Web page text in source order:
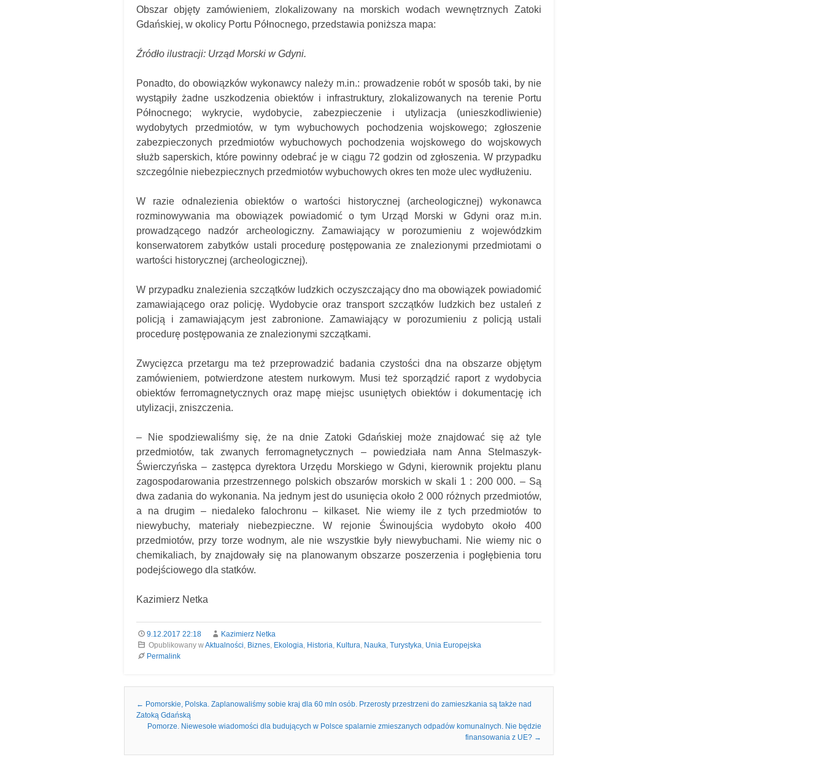
Obszar objęty zamówieniem, zlokalizowany na morskich wodach wewnętrznych Zatoki
Gdańskiej, w okolicy Portu Północnego, przedstawia poniższa mapa:
Źródło ilustracji: Urząd Morski w Gdyni.
Ponadto, do obowiązków wykonawcy należy m.in.: prowadzenie robót w sposób taki, by nie
wystąpiły żadne uszkodzenia obiektów i infrastruktury, zlokalizowanych na terenie Portu
Północnego; wykrycie, wydobycie, zabezpieczenie i utylizacja (unieszkodliwienie)
wydobytych przedmiotów, w tym wybuchowych pochodzenia wojskowego; zgłoszenie
zabezpieczonych przedmiotów wybuchowych pochodzenia wojskowego do wojskowych
służb saperskich, które powinny odebrać je w ciągu 72 godzin od zgłoszenia. W przypadku
szczególnie niebezpiecznych przedmiotów wybuchowych okres ten może ulec wydłużeniu.
W razie odnalezienia obiektów o wartości historycznej (archeologicznej) wykonawca
rozminowywania ma obowiązek powiadomić o tym Urząd Morski w Gdyni oraz m.in.
prowadzącego nadzór archeologiczny. Zamawiający w porozumieniu z wojewódzkim
konserwatorem zabytków ustali procedurę postępowania ze znalezionymi przedmiotami o
wartości historycznej (archeologicznej).
W przypadku znalezienia szczątków ludzkich oczyszczający dno ma obowiązek powiadomić
zamawiającego oraz policję. Wydobycie oraz transport szczątków ludzkich bez ustaleń z
policją i zamawiającym jest zabronione. Zamawiający w porozumieniu z policją ustali
procedurę postępowania ze znalezionymi szczątkami.
Zwycięzca przetargu ma też przeprowadzić badania czystości dna na obszarze objętym
zamówieniem, potwierdzone atestem nurkowym. Musi też sporządzić raport z wydobycia
obiektów ferromagnetycznych oraz mapę miejsc usuniętych obiektów i dokumentację ich
utylizacji, zniszczenia.
– Nie spodziewaliśmy się, że na dnie Zatoki Gdańskiej może znajdować się aż tyle
przedmiotów, tak zwanych ferromagnetycznych – powiedziała nam Anna Stelmaszyk-
Świerczyńska – zastępca dyrektora Urzędu Morskiego w Gdyni, kierownik projektu planu
zagospodarowania przestrzennego polskich obszarów morskich w skali 1 : 200 000. – Są
dwa zadania do wykonania. Na jednym jest do usunięcia około 2 000 różnych przedmiotów,
a na drugim – niedaleko falochronu – kilkaset. Nie wiemy ile z tych przedmiotów to
niewybuchy, materiały niebezpieczne. W rejonie Świnoujścia wydobyto około 400
przedmiotów, przy torze wodnym, ale nie wszystkie były niewybuchami. Nie wiemy nic o
chemikaliach, by znajdowały się na planowanym obszarze poszerzenia i pogłębienia toru
podejściowego dla statków.
Kazimierz Netka
9.12.2017 22:18
Kazimierz Netka
Opublikowany wAktualności, Biznes, Ekologia, Historia, Kultura, Nauka, Turystyka, Unia Europejska
Permalink
Nawigacja we wpisach
← Pomorskie, Polska. Zaplanowaliśmy sobie kraj dla 60 mln osób. Przerosty przestrzeni do zamieszkania są także nad
Zatoką Gdańską
Pomorze. Niewesołe wiadomości dla budujących w Polsce spalarnie zmieszanych odpadów komunalnych. Nie będzie
finansowania z UE? →